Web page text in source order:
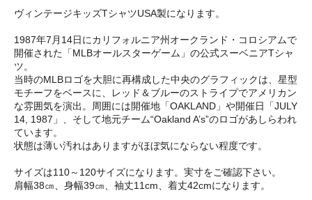
ヴィンテージキッズTシャツUSA製になります。
1987年7月14日にカリフォルニア州オークランド・コロシアムで
開催された「MLBオールスターゲーム」の公式スーベニアTシャ
ツ。
当時のMLBロゴを大胆に再構成した中央のグラフィックは、星型
モチーフをベースに、レッド＆ブルーのストライプでアメリカン
な雰囲気を演出。周囲には開催地「OAKLAND」や開催日「JULY
14, 1987」、そして地元チーム“Oakland A’s”のロゴがあしらわれ
ています。
状態は薄い汚れはありますがほぼ気にならない程度です。
サイズは110～120サイズになります。実寸をご確認下さい。
肩幅38㎝、身幅39㎝、袖丈11cm、着丈42cmになります。